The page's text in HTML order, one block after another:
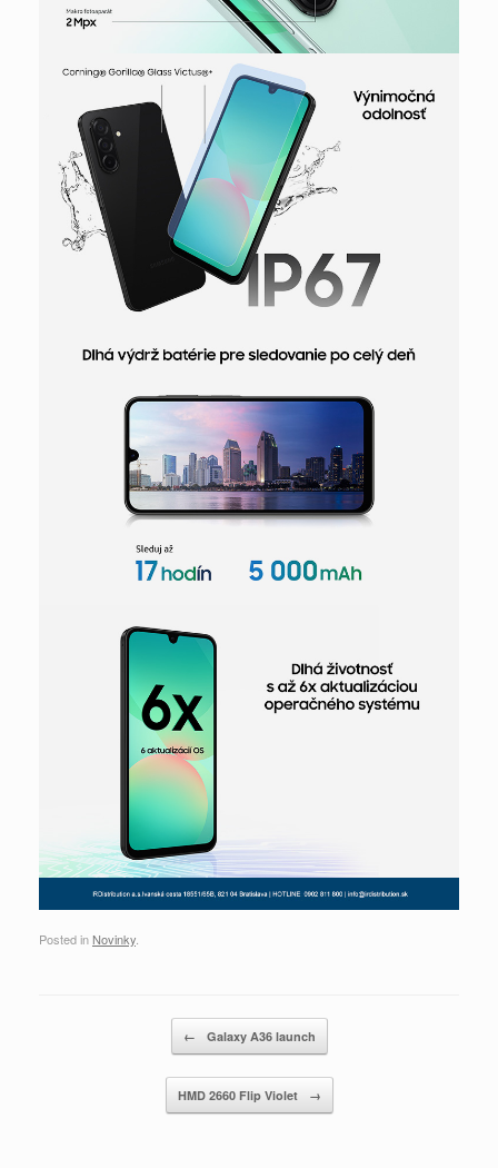
Posted in Novinky
← Galaxy A36 launch
HMD 2660 Flip Violet →